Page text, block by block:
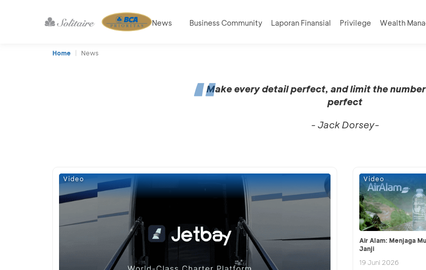
News Business Community Laporan Finansial Privilege Wealth
Home News
Make every detail perfect, and limit the
perfect
- Jack Dorsey-
Video Video
Air Alam: Menjaga
Janji
19 Juni 2026